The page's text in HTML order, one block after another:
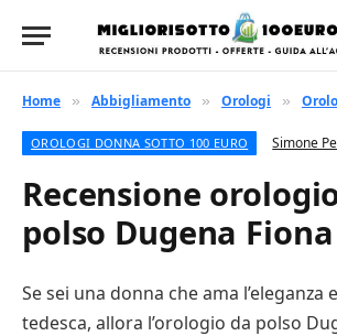
Home » Abbigliamento » Orologi »
OROLOGI DONNA SOTTO 100 EURO Simone
Recensione
polso Dugena Fiona
Se sei una donna che ama l’eleganza
tedesca, allora l’orologio da polso